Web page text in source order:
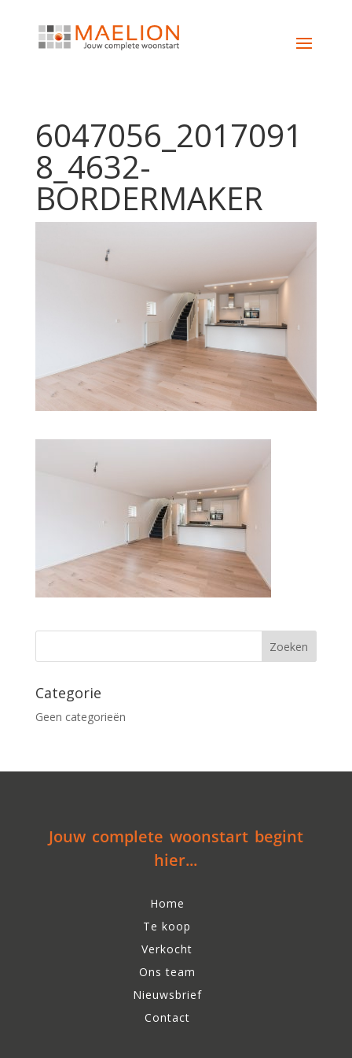
6047056_2017091
8_4632-
BORDERMAKER
Categorie
Geen categorieën
Jouw complete woonstart begint
hier...
Home
Te koop
Verkocht
Ons team
Nieuwsbrief
Contact